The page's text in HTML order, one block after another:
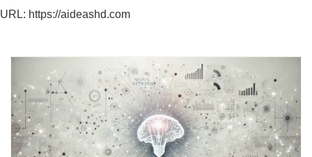
URL: https://aideashd.com